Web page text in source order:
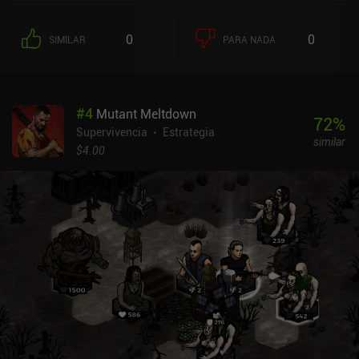
situaciones a las que se enfrenta.Finalmente, salimos a la
naturaleza para buscar provisiones y participar en encuentros
armas cuerpo a cuerpo o a distancia que tengan equipadas en ese
momento, utilizar una habilidad especial de combate o ayudar a
los compañeros que lo necesiten.Ganar experiencia permite a los
puntos de habilidad, que pueden gastarse en habilidades de
combate o de trabajo, por ejemplo, aumentando la tasa de éxito en
la caza o dando acceso a nuevas recetas de artesanía. Si no
tenemos cuidado, los miembros del grupo pueden morir,
obligándonos a seguir sin ellos, hasta que reclutemos nuevos
supervivientes.Perder el juego nos hará empezar todo de nuevo,
pero si conseguimos completar ciertos logros, podremos mejorar
permanentemente nuestras condiciones iniciales, o incluso
desbloquear nuevas clases de personajes. Por desgracia, a pesar
de la aparente variedad del juego, el proceso acaba haciéndose
bastante repetitivo. Me desagrada especialmente lo lento y
SIMILAR 0 PARA NADA 0
#4 Mutant Meltdown
Supervivencia
Estrategia
$4.00
72%
similar